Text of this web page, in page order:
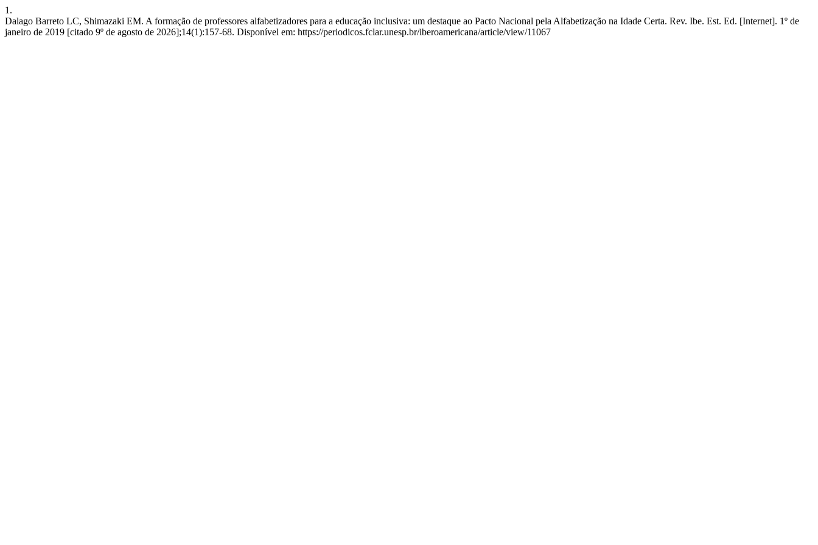
1.
Dalago Barreto LC, Shimazaki EM. A formação de professores alfabetizadores para a educação inclusiva: um destaque ao Pacto Nacional pela Alfabetização na Idade Certa. Rev. Ibe. Est. Ed. [Internet]. 1º de
janeiro de 2019 [citado 9º de agosto de 2026];14(1):157-68. Disponível em: https://periodicos.fclar.unesp.br/iberoamericana/article/view/11067